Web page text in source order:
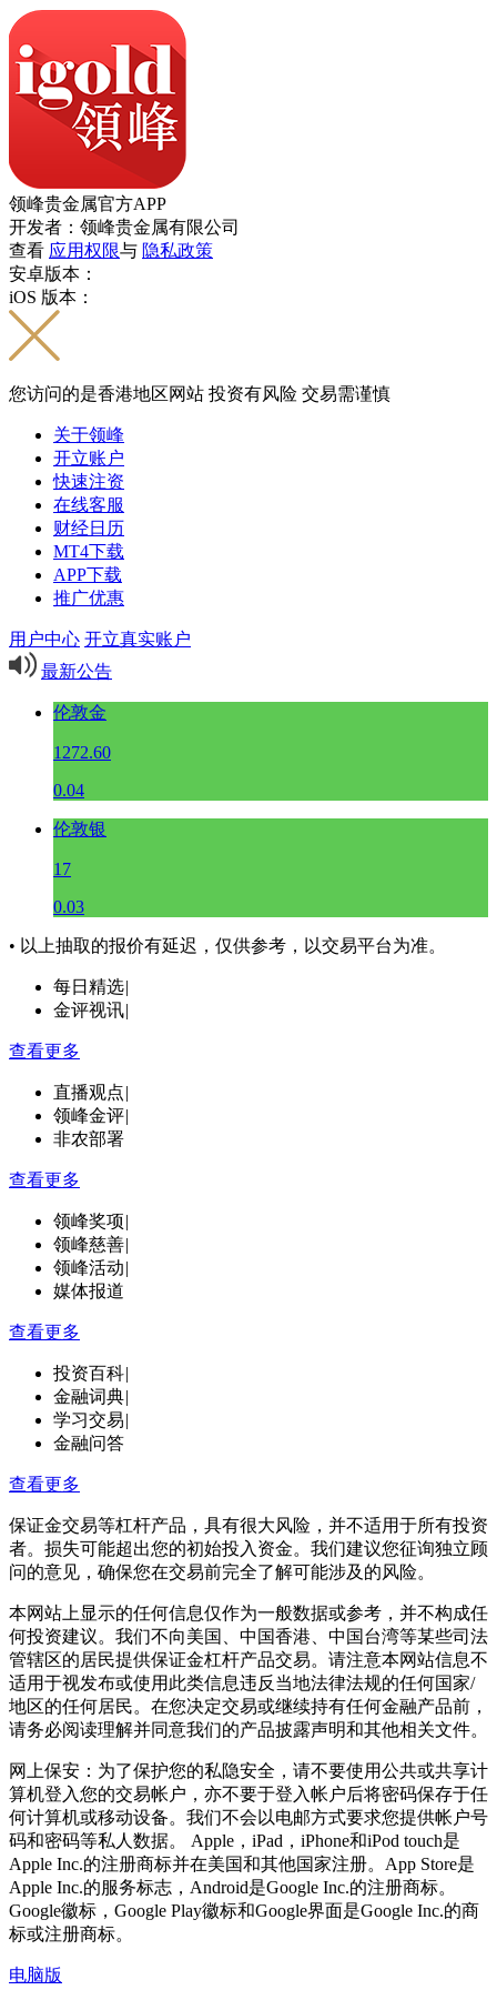
领峰贵金属官方APP
开发者：领峰贵金属有限公司
查看 应用权限与 隐私政策
安卓版本：
iOS 版本：
您访问的是香港地区网站 投资有风险 交易需谨慎
关于领峰
开立账户
快速注资
在线客服
财经日历
MT4下载
APP下载
推广优惠
用户中心 开立真实账户
最新公告
伦敦金
1272.60
0.04
伦敦银
17
0.03
• 以上抽取的报价有延迟，仅供参考，以交易平台为准。
每日精选|
金评视讯|
查看更多
直播观点|
领峰金评|
非农部署
查看更多
领峰奖项|
领峰慈善|
领峰活动|
媒体报道
查看更多
投资百科|
金融词典|
学习交易|
金融问答
查看更多
保证金交易等杠杆产品，具有很大风险，并不适用于所有投资
者。损失可能超出您的初始投入资金。我们建议您征询独立顾
问的意见，确保您在交易前完全了解可能涉及的风险。
本网站上显示的任何信息仅作为一般数据或参考，并不构成任
何投资建议。我们不向美国、中国香港、中国台湾等某些司法
管辖区的居民提供保证金杠杆产品交易。请注意本网站信息不
适用于视发布或使用此类信息违反当地法律法规的任何国家/
地区的任何居民。在您决定交易或继续持有任何金融产品前，
请务必阅读理解并同意我们的产品披露声明和其他相关文件。
网上保安：为了保护您的私隐安全，请不要使用公共或共享计
算机登入您的交易帐户，亦不要于登入帐户后将密码保存于任
何计算机或移动设备。我们不会以电邮方式要求您提供帐户号
码和密码等私人数据。 Apple，iPad，iPhone和iPod touch是
Apple Inc.的注册商标并在美国和其他国家注册。App Store是
Apple Inc.的服务标志，Android是Google Inc.的注册商标。
Google徽标，Google Play徽标和Google界面是Google Inc.的商
标或注册商标。
电脑版